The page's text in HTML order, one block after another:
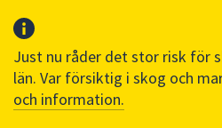
Just nu råder det stor risk för
län. Var försiktig i skog och
och information.